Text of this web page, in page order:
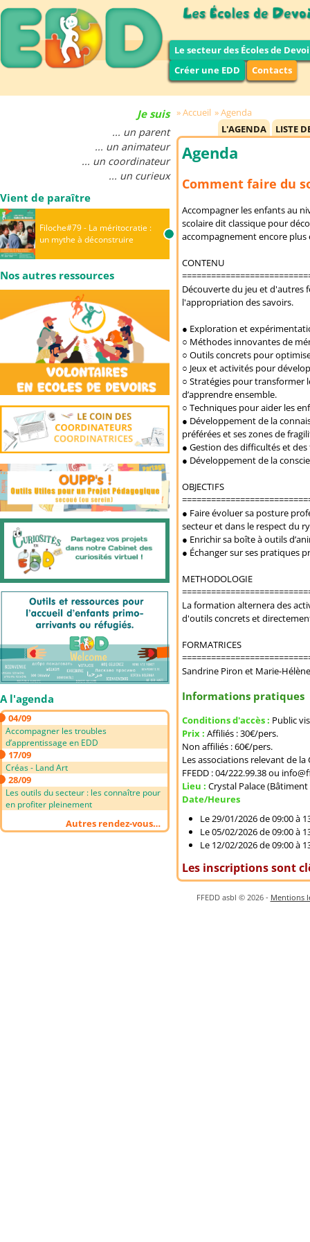
Le secteur des Écoles de
Créer une EDD
Contacts
Je suis
... un parent
... un animateur
... un coordinateur
... un curieux
Vient de paraître
Filoche#79 - La méritocratie :
un mythe à déconstruire
Nos autres ressources
A l'agenda
04/09
Accompagner les troubles
d’apprentissage en EDD
17/09
Créas - Land Art
28/09
Les outils du secteur : les connaître pour
en profiter pleinement
Autres rendez-vous…
Accueil
Agenda
L'AGENDA
LISTE
Agenda
Comment faire du
Accompagner les enfants au
scolaire dit classique pour
accompagnement encore plus
CONTENU
Découverte du jeu et d'autres
l'appropriation des savoirs.
● Exploration et
○ Méthodes innovantes de
○ Outils concrets pour
○ Jeux et activités pour
○ Stratégies pour transformer
d’apprendre ensemble.
○ Techniques pour aider les
● Développement de la
préférées et ses zones de
● Gestion des difficultés et
● Développement de la
OBJECTIFS
● Faire évoluer sa posture
secteur et dans le respect du
● Enrichir sa boîte à outils
● Échanger sur ses pratiques
METHODOLOGIE
La formation alternera des
d'outils concrets et
FORMATRICES
Sandrine Piron et Marie-
Informations pratiques
Conditions d'accès : Public
Prix : Affiliés : 30€/pers.
Non affiliés : 60€/pers.
Les associations relevant de
FFEDD : 04/222.99.38 ou
Lieu : Crystal Palace
Date/Heures
Le 29/01/2026 de 09:00 à
Le 05/02/2026 de 09:00 à
Le 12/02/2026 de 09:00 à
Les inscriptions sont
FFEDD asbl © 2026 - Mentions